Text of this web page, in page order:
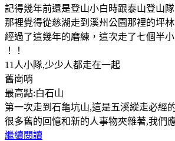
記得幾年前還是登山小白時跟泰山登山
那裡覺得從慈湖走到溪州公園那裡的坪
經過了這幾年的磨練，這次走了七個半
！！
11人小隊,少少人都走在一起
舊崗哨
最高點:白石山
第一次走到石龜坑山,這是五溪縱走必經
很多舊的回憶和新的人事物夾雜著,我們
繼續閱讀